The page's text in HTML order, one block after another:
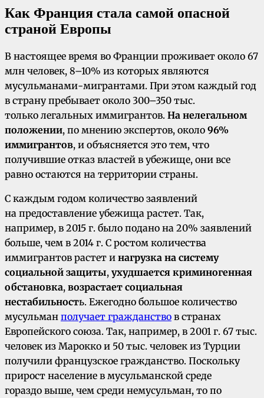
Как Франция стала самой опасной
страной Европы
В настоящее время во Франции проживает около 67
млн человек, 8–10% из которых являются
мусульманами-мигрантами. При этом каждый год
в страну пребывает около 300–350 тыс.
только легальных иммигрантов. На нелегальном
положении, по мнению экспертов, около 96%
иммигрантов, и объясняется это тем, что
получившие отказ властей в убежище, они все
равно остаются на территории страны.
С каждым годом количество заявлений
на предоставление убежища растет. Так,
например, в 2015 г. было подано на 20% заявлений
больше, чем в 2014 г. С ростом количества
иммигрантов растет и нагрузка на систему
социальной защиты, ухудшается криминогенная
обстановка, возрастает социальная
нестабильность. Ежегодно большое количество
мусульман получает гражданство в странах
Европейского союза. Так, например, в 2001 г. 67 тыс.
человек из Марокко и 50 тыс. человек из Турции
получили французское гражданство. Поскольку
прирост население в мусульманской среде
гораздо выше, чем среди немусульман, то по